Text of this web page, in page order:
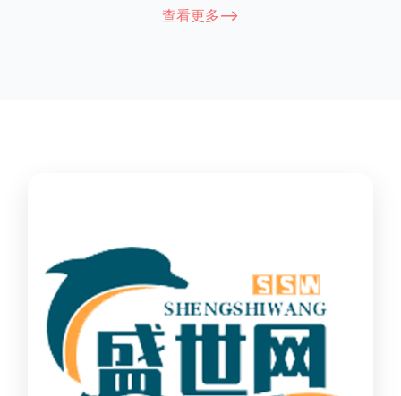
或者咨询厂家客服以获取更准确的信息。
查看更多-->